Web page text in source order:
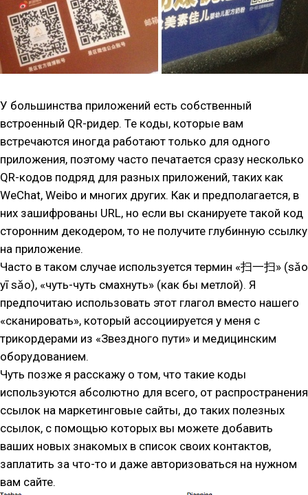
У большинства приложений есть собственный
встроенный QR-ридер. Те коды, которые вам
встречаются иногда работают только для одного
приложения, поэтому часто печатается сразу несколько
QR-кодов подряд для разных приложений, таких как
WeChat, Weibo и многих других. Как и предполагается, в
них зашифрованы URL, но если вы сканируете такой код
сторонним декодером, то не получите глубинную ссылку
на приложение.
Часто в таком случае используется термин «扫一扫» (sǎo
yī sǎo), «чуть-чуть смахнуть» (как бы метлой). Я
предпочитаю использовать этот глагол вместо нашего
«сканировать», который ассоциируется у меня с
трикордерами из «Звездного пути» и медицинским
оборудованием.
Чуть позже я расскажу о том, что такие коды
используются абсолютно для всего, от распространения
ссылок на маркетинговые сайты, до таких полезных
ссылок, с помощью которых вы можете добавить
ваших новых знакомых в список своих контактов,
заплатить за что-то и даже авторизоваться на нужном
вам сайте.